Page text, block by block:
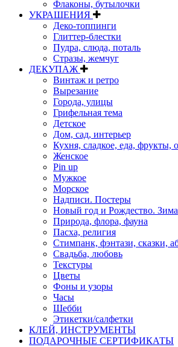
Флаконы, бутылочки
УКРАШЕНИЯ
Деко-топпинги
Глиттер-блестки
Пудра, слюда, поталь
Стразы, жемчуг
ДЕКУПАЖ
Винтаж и ретро
Вырезание
Города, улицы
Грифельная тема
Детское
Дом, сад, интерьер
Кухня, сладкое, еда, фрукты,
Женское
Pin up
Мужкое
Морское
Надписи. Постеры
Новый год и Рождество. Зима
Природа, флора, фауна
Пасха, религия
Стимпанк, фэнтази, сказки,
Свадьба, любовь
Текстуры
Цветы
Фоны и узоры
Часы
Шебби
Этикетки/салфетки
КЛЕЙ, ИНСТРУМЕНТЫ
ПОДАРОЧНЫЕ СЕРТИФИКАТЫ